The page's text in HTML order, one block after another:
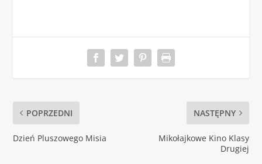
POPRZEDNI
Dzień Pluszowego Misia
NASTĘPNY
Mikołajkowe Kino Klasy
Drugiej